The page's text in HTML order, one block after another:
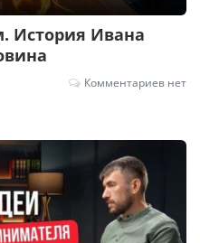
История Ивана
Комментариев нет